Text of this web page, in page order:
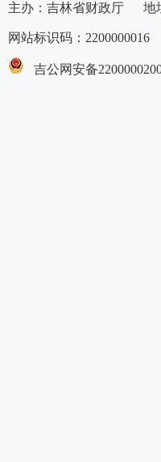
主办：吉林省财政厅 地
网站标识码：2200000016
吉公网安备